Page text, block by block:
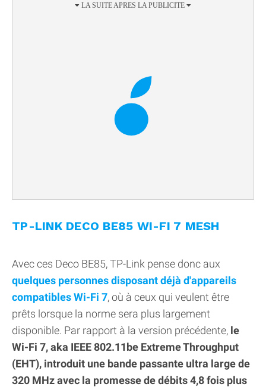
TP-LINK DECO BE85 WI-FI 7 MESH
Avec ces Deco BE85, TP-Link pense donc aux
quelques personnes disposant déjà d'appareils
compatibles Wi-Fi 7, où à ceux qui veulent être
prêts lorsque la norme sera plus largement
disponible. Par rapport à la version précédente, le
Wi-Fi 7, aka IEEE 802.11be Extreme Throughput
(EHT), introduit une bande passante ultra large de
320 MHz avec la promesse de débits 4,8 fois plus